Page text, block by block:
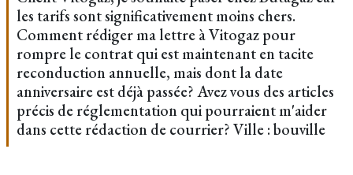
les tarifs sont significativement moins chers.
Comment rédiger ma lettre à Vitogaz pour
rompre le contrat qui est maintenant en tacite
reconduction annuelle, mais dont la date
anniversaire est déjà passée? Avez vous des articles
précis de réglementation qui pourraient m'aider
dans cette rédaction de courrier? Ville : bouville